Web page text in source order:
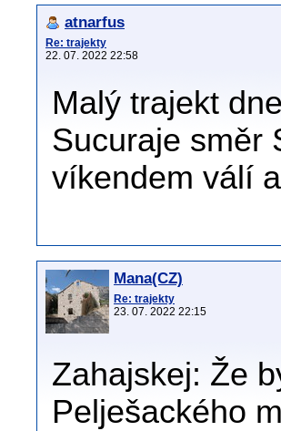
atnarfus
Re: trajekty
22. 07. 2022 22:58
Malý trajekt
Sucuraje směr
víkendem válí
Mana(CZ)
Re: trajekty
23. 07. 2022 22:15
Zahajskej: Že
Pelješackého